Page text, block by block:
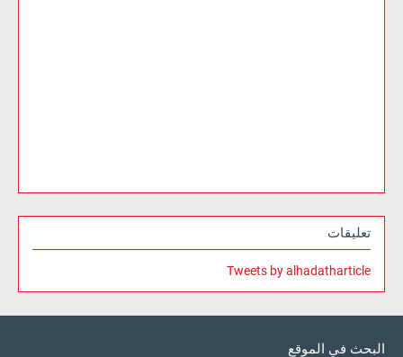
تعليقات
Tweets by alhadatharticle
البحث في الموقع